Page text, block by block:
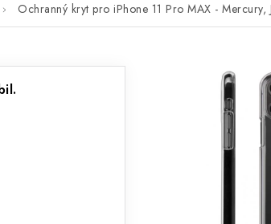
Ochranný kryt pro iPhone 11 Pro MAX - Mercury,